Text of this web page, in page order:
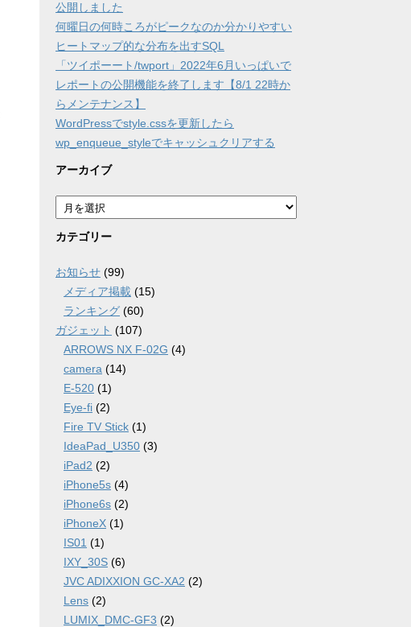
公開しました
何曜日の何時ころがピークなのか分かりやすい
ヒートマップ的な分布を出すSQL
「ツイポーート/twport」2022年6月いっぱいで
レポートの公開機能を終了します【8/1 22時か
らメンテナンス】
WordPressでstyle.cssを更新したら
wp_enqueue_styleでキャッシュクリアする
アーカイブ
ア
ー
カ
ブ
カテゴリー
お知らせ (99)
メディア掲載 (15)
ランキング (60)
ガジェット (107)
ARROWS NX F-02G (4)
camera (14)
E-520 (1)
Eye-fi (2)
Fire TV Stick (1)
IdeaPad_U350 (3)
iPad2 (2)
iPhone5s (4)
iPhone6s (2)
iPhoneX (1)
IS01 (1)
IXY_30S (6)
JVC ADIXXION GC-XA2 (2)
Lens (2)
LUMIX_DMC-GF3 (2)